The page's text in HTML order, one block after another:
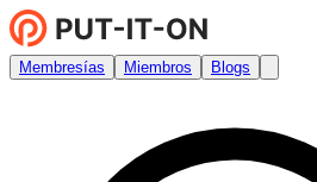
Membresías Miembros Blogs